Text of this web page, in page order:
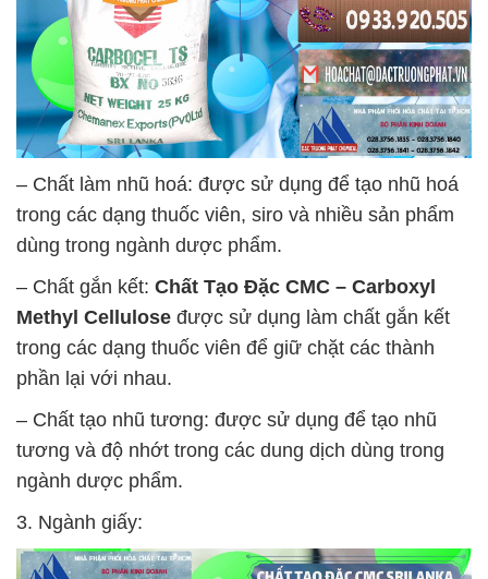
– Chất làm nhũ hoá: được sử dụng để tạo nhũ hoá
trong các dạng thuốc viên, siro và nhiều sản phẩm
dùng trong ngành dược phẩm.
– Chất gắn kết: Chất Tạo Đặc CMC – Carboxyl
Methyl Cellulose được sử dụng làm chất gắn kết
trong các dạng thuốc viên để giữ chặt các thành
phần lại với nhau.
– Chất tạo nhũ tương: được sử dụng để tạo nhũ
tương và độ nhớt trong các dung dịch dùng trong
ngành dược phẩm.
3. Ngành giấy: